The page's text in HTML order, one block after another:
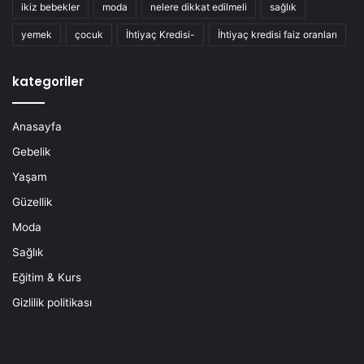
ikiz bebekler moda nelere dikkat edilmeli sağlık
yemek çocuk İhtiyaç Kredisi- İhtiyaç kredisi faiz oranları
kategoriler
Anasayfa
Gebelik
Yaşam
Güzellik
Moda
Sağlık
Eğitim & Kurs
Gizlilik politikası